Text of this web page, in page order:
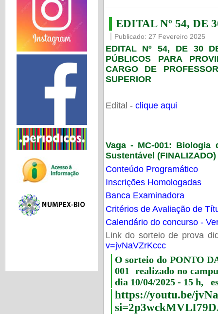
EDITAL Nº 54, DE
Publicado: 27 Fevereiro 2025
EDITAL Nº 54, DE 30
PÚBLICOS PARA
CARGO DE
SUPERIOR
Edital - clique aqui
Vaga - MC-001: Biologia
Sustentável (FINALIZADO)
Conteúdo Programático
Inscrições Homologadas
Banca Examinadora
Critérios de Avaliação de
Calendário do concurso -
Link do sorteio de prova
v=jvNaVZrKccc
O sorteio do PONTO
001 realizado no
dia 10/04/2025 - 15 h,
https://youtu.be/